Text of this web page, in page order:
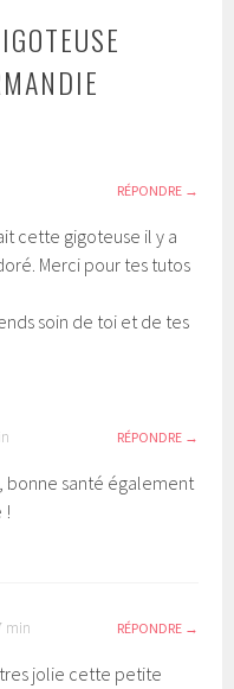
RÉPONDRE
cette gigoteuse il y a
Merci pour tes tutos
soin de toi et de tes
RÉPONDRE
bonne santé également
!
min RÉPONDRE
jolie cette petite